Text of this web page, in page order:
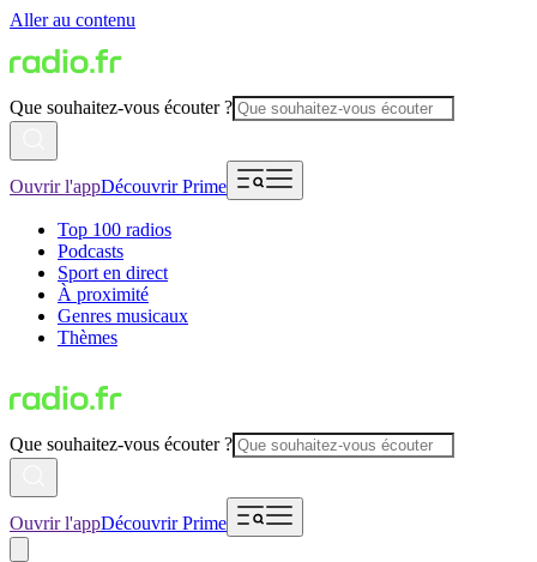
Aller au contenu
Que souhaitez-vous écouter ?
Ouvrir l'appDécouvrir Prime
Top 100 radios
Podcasts
Sport en direct
À proximité
Genres musicaux
Thèmes
Que souhaitez-vous écouter ?
Ouvrir l'appDécouvrir Prime